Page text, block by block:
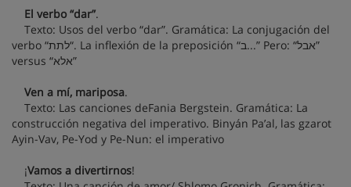
El verbo “dar”.
Texto: Usos del verbo “dar”. Gramática: La conjugación del
verbo “לתת“. La inflexión de la preposición “ב...” Pero: “אבל”
versus “אלא”
Ven a mí, mariposa.
Texto: Las canciones deFania Bergstein. Gramática: La
construcción negativa del imperativo. Binyán Pa’al, las gzarot
Ayin-Vav, Pe-Yod y Pe-Nun: el imperativo
¡Vamos a divertirnos!